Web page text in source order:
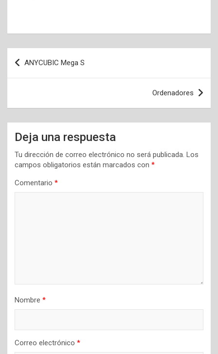
Navegación
de
ANYCUBIC Mega S
Ordenadores
Deja una respuesta
Tu dirección de correo electrónico no será publicada. Los
campos obligatorios están marcados con *
Comentario *
Nombre *
Correo electrónico *